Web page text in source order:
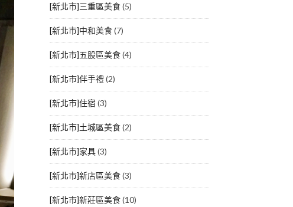
[新北市]三重區美食(5)
[新北市]中和美食(7)
[新北市]五股區美食(4)
[新北市]伴手禮(2)
[新北市]住宿 (3)
[新北市]土城區美食(2)
[新北市]家具(3)
[新北市]新店區美食(3)
[新北市]新莊區美食(10)